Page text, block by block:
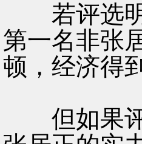
若评选明
第一名非张
顿，经济得
但如果评